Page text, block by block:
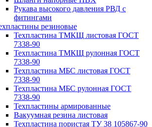
Рукава высокого давления РВД с
фитингами
резиновые
Техпластина ТМКЩ листовая ГОСТ
7338-90
Техпластина ТМКЩ рулонная ГОСТ
7338-90
Техпластина МБС листовая ГОСТ
7338-90
Техпластина МБС рулонная ГОСТ
7338-90
Техпластины армированные
Вакуумная резина листовая
Техпластина пористая ТУ 38 105867-90